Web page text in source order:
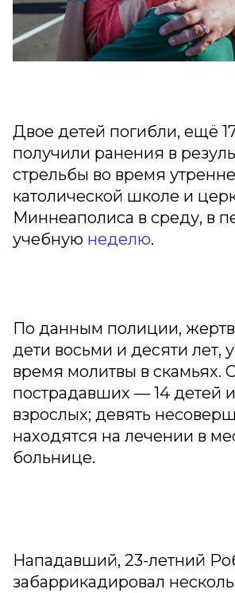
Двое детей погибли, ещё
получили ранения в
стрельбы во время
католической школе и
Миннеаполиса в среду, в
учебную неделю.
По данным полиции,
дети восьми и десяти лет,
время молитвы в скамьях.
пострадавших — 14 детей
взрослых; девять
находятся на лечении в
больнице.
Нападавший, 23-летний
забаррикадировал